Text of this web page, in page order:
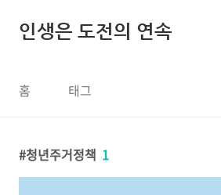
인생은 도전의 연속
홈 태그
청년주거정책 1